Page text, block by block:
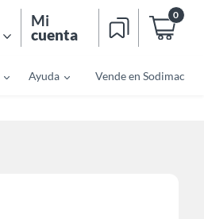
Mi
cuenta
0
Ayuda Vende en Sodimac